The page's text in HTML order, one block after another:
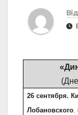
Від
26 сентября.
Лобановского.